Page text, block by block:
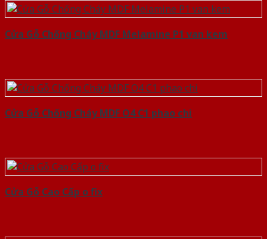
Cửa Gỗ Chống Cháy MDF Melamine P1 van kem
Cửa Gỗ Chống Cháy MDF O4 C1 phao chi
Cửa Gỗ Cao Cấp o fix